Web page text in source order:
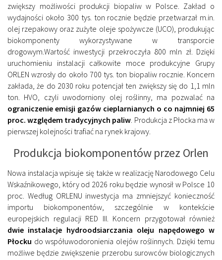
zwiększy możliwości produkcji biopaliw w Polsce. Zakład o
wydajności około 300 tys. ton rocznie będzie przetwarzał m.in.
olej rzepakowy oraz zużyte oleje spożywcze (UCO), produkując
biokomponenty wykorzystywane w transporcie
drogowym.Wartość inwestycji przekroczyła 800 mln zł. Dzięki
uruchomieniu instalacji całkowite moce produkcyjne Grupy
ORLEN wzrosły do około 700 tys. ton biopaliw rocznie. Koncern
zakłada, że do 2030 roku potencjał ten zwiększy się do 1,1 mln
ton. HVO, czyli uwodorniony olej roślinny, ma pozwalać na
ograniczenie emisji gazów cieplarnianych o co najmniej 65
proc. względem tradycyjnych paliw . Produkcja z Płocka ma w
pierwszej kolejności trafiać na rynek krajowy.
Produkcja biokomponentów przez Orlen
Nowa instalacja wpisuje się także w realizację Narodowego Celu
Wskaźnikowego, który od 2026 roku będzie wynosił w Polsce 10
proc. Według ORLENU inwestycja ma zmniejszyć konieczność
importu biokomponentów, szczególnie w kontekście
europejskich regulacji RED III. Koncern przygotował również
dwie instalacje hydroodsiarczania oleju napędowego w
Płocku do współuwodoronienia olejów roślinnych. Dzięki temu
możliwe będzie zwiększenie przerobu surowców biologicznych